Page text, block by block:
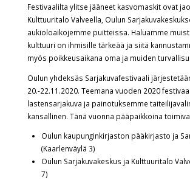
Festivaalilta ylitse jääneet kasvomaskit ovat
Kulttuuritalo Valveella, Oulun
aukioloaikojemme puitteissa. Haluamme
kulttuuri on ihmisille tärkeää ja siitä
myös poikkeusaikana oma ja muiden
Oulun yhdeksäs Sarjakuvafestivaali
20.-22.11.2020. Teemana vuoden 2020
lastensarjakuva ja painotuksemme
kansallinen. Tänä vuonna pääpaikkoina
Oulun kaupunginkirjaston pääkirjasto ja
(Kaarlenväylä 3)
Oulun Sarjakuvakeskus ja Kulttuuritalo
7)